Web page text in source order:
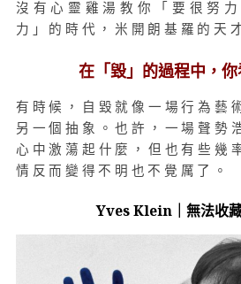
沒有心靈雞湯教你「要很努
力」的時代，米開朗基羅的天
在「毀」的過程中，
有時候，自毀就像一場行為藝
另一個抽象。也許，一場聲勢
心中激蕩起什麼，但也有些幾
情反而變得不明也不覺厲了。
Yves Klein｜無法收